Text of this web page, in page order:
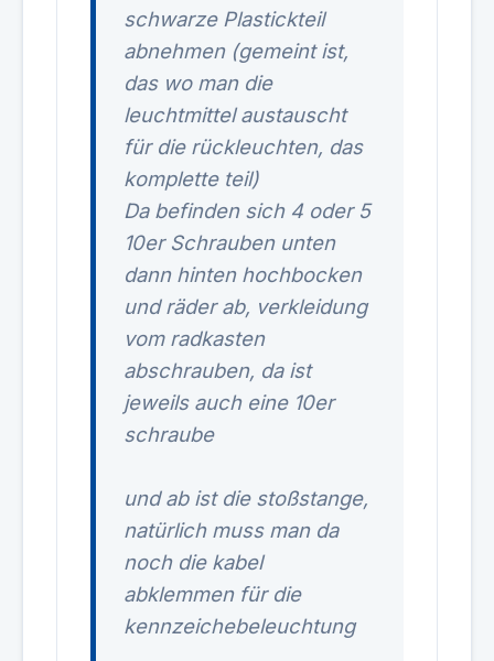
schwarze Plastickteil
abnehmen (gemeint ist,
das wo man die
leuchtmittel austauscht
für die rückleuchten, das
komplette teil)
Da befinden sich 4 oder 5
10er Schrauben unten
dann hinten hochbocken
und räder ab, verkleidung
vom radkasten
abschrauben, da ist
jeweils auch eine 10er
schraube
und ab ist die stoßstange,
natürlich muss man da
noch die kabel
abklemmen für die
kennzeichebeleuchtung